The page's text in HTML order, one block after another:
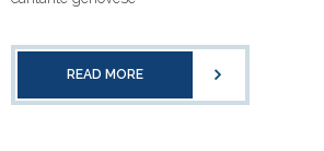
READ MORE